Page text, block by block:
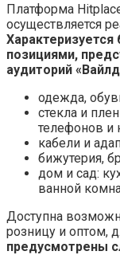
Платформа
осуществляется
позициями,
аудиторий
одежда,
стекла и
телефонов и
кабели и
бижутерия,
дом и сад:
ванной
Доступна
розницу и оптом,
предусмотрены